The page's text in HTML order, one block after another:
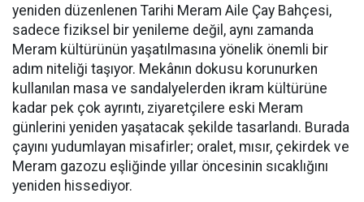
yeniden düzenlenen Tarihi Meram Aile Çay Bahçesi,
sadece fiziksel bir yenileme değil, aynı zamanda
Meram kültürünün yaşatılmasına yönelik önemli bir
adım niteliği taşıyor. Mekânın dokusu korunurken
kullanılan masa ve sandalyelerden ikram kültürüne
kadar pek çok ayrıntı, ziyaretçilere eski Meram
günlerini yeniden yaşatacak şekilde tasarlandı. Burada
çayını yudumlayan misafirler; oralet, mısır, çekirdek ve
Meram gazozu eşliğinde yıllar öncesinin sıcaklığını
yeniden hissediyor.